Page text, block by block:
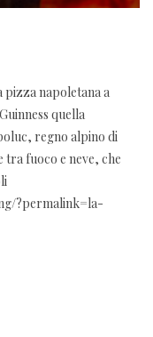
pizza napoletana a
quella
regno alpino di
tra fuoco e neve, che
?permalink=la-